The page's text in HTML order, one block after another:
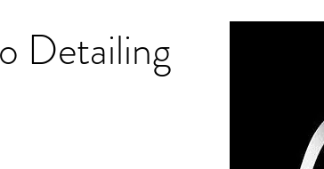
Detailing